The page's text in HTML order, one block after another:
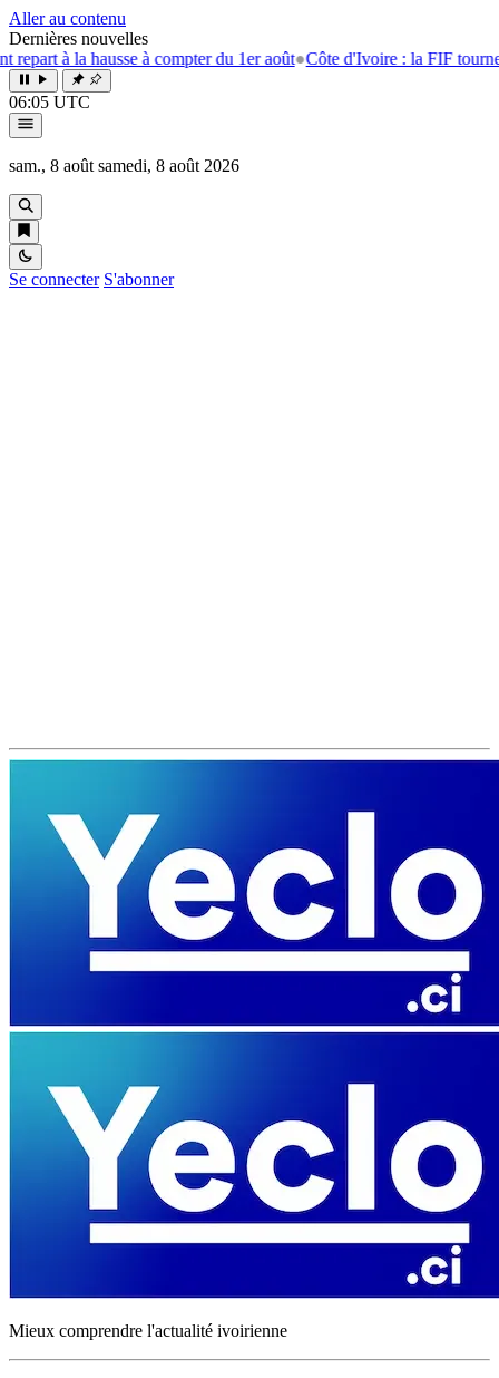
Aller au contenu
Dernières nouvelles
la hausse à compter du 1er août●Côte d'Ivoire : la FIF tourne la page
06:05 UTC
sam., 8 août samedi, 8 août 2026
Se connecter S'abonner
Mieux comprendre l'actualité ivoirienne